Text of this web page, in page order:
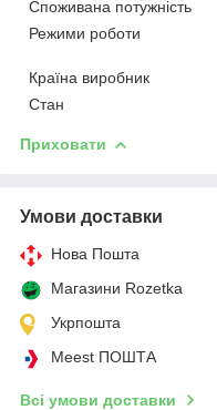
Споживана потужність
Режими роботи
Країна виробник
Стан
Приховати
Умови доставки
Нова Пошта
Магазини Rozetka
Укрпошта
Meest ПОШТА
Всі умови доставки